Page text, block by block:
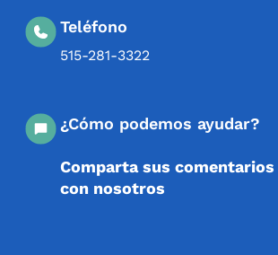
Teléfono
515-281-3322
¿Cómo podemos ayudar?
Comparta sus comentarios
con nosotros